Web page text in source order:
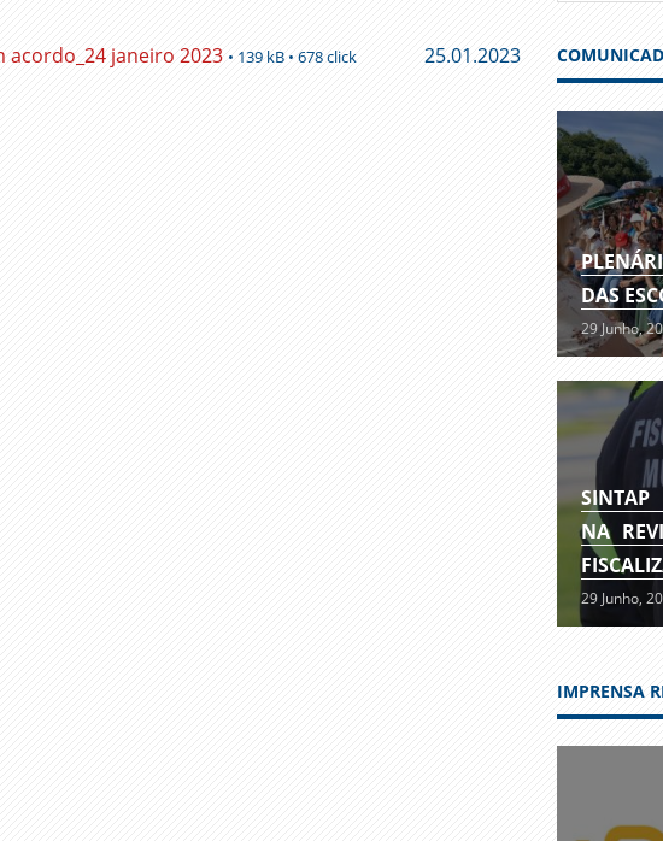
acordo_24 janeiro 2023 • 139 kB • 678 click 25.01.2023
DAS
29 Junho,
SINTAP
NA
29 Junho,
IMPRENSA